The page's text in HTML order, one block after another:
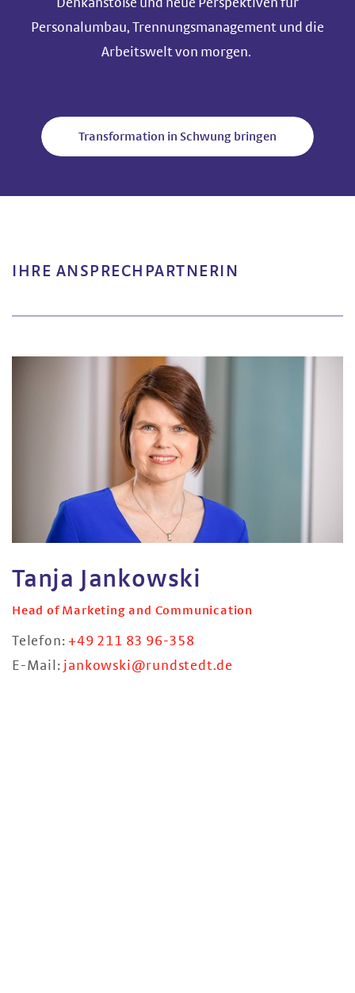
Denkanstöße und neue Perspektiven für
Personalumbau, Trennungsmanagement und die
Arbeitswelt von morgen.
Transformation in Schwung bringen
IHRE ANSPRECHPARTNERIN
Tanja Jankowski
Head of Marketing and Communication
Telefon: +49 211 83 96-358
E-Mail: jankowski@rundstedt.de